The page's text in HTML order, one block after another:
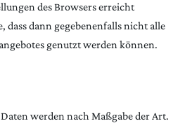
des Browsers erreicht
dass dann gegebenenfalls nicht alle
genutzt werden können.
werden nach Maßgabe der Art.